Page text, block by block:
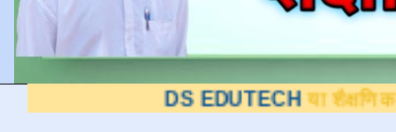
DS EDUTECH या शैक्षणिक ब्लॉगवर